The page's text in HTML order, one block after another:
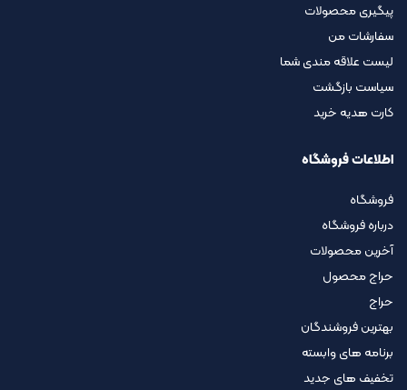
پیگیری محصولات
سفارشات من
لیست علاقه مندی شما
سیاست بازگشت
کارت هدیه خرید
اطلاعات فروشگاه
فروشگاه
درباره فروشگاه
آخرین محصولات
حراج محصول
حراج
بهترین فروشندگان
برنامه های وابسته
تخفیف های جدید